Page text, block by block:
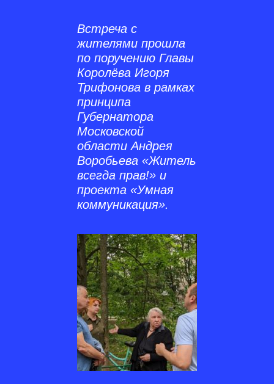
Встреча с
жителями прошла
по поручению Главы
Королёва Игоря
Трифонова в рамках
принципа
Губернатора
Московской
области Андрея
Воробьева «Житель
всегда прав!» и
проекта «Умная
коммуникация».